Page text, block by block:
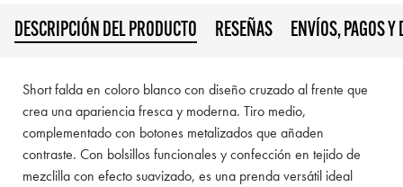
DESCRIPCIÓN DEL PRODUCTO RESEÑAS ENVÍOS, PAGOS Y
Short falda en coloro blanco con diseño cruzado al frente que
crea una apariencia fresca y moderna. Tiro medio,
complementado con botones metalizados que añaden
contraste. Con bolsillos funcionales y confección en tejido de
mezclilla con efecto suavizado, es una prenda versátil ideal